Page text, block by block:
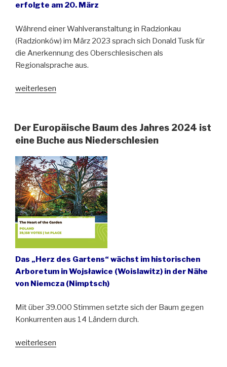
erfolgte am 20. März
Während einer Wahlveranstaltung in Radzionkau
(Radzionków) im März 2023 sprach sich Donald Tusk für
die Anerkennung des Oberschlesischen als
Regionalsprache aus.
„Wird
Regionalsprache?“
weiterlesen
Der Europäische Baum des Jahres 2024 ist
eine Buche aus Niederschlesien
Das „Herz des Gartens“ wächst im historischen
Arboretum in Wojsławice (Woislawitz) in der Nähe
von Niemcza (Nimptsch)
Mit über 39.000 Stimmen setzte sich der Baum gegen
Konkurrenten aus 14 Ländern durch.
„Der
weiterlesen